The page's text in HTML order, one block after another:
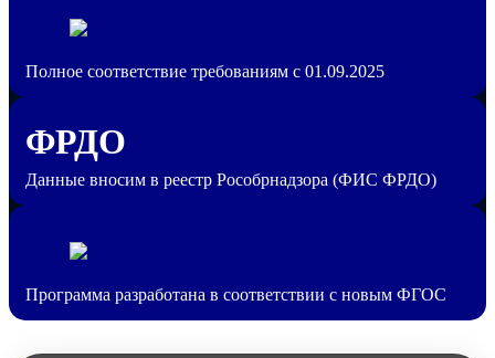
Полное соответствие требованиям с 01.09.2025
ФРДО
Данные вносим в реестр Рособрнадзора (ФИС ФРДО)
Программа разработана в соответствии с новым ФГОС